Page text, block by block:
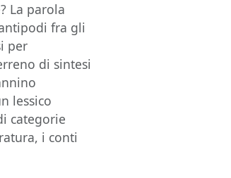
La parola
fra gli
per
di sintesi
lessico
categorie
i conti